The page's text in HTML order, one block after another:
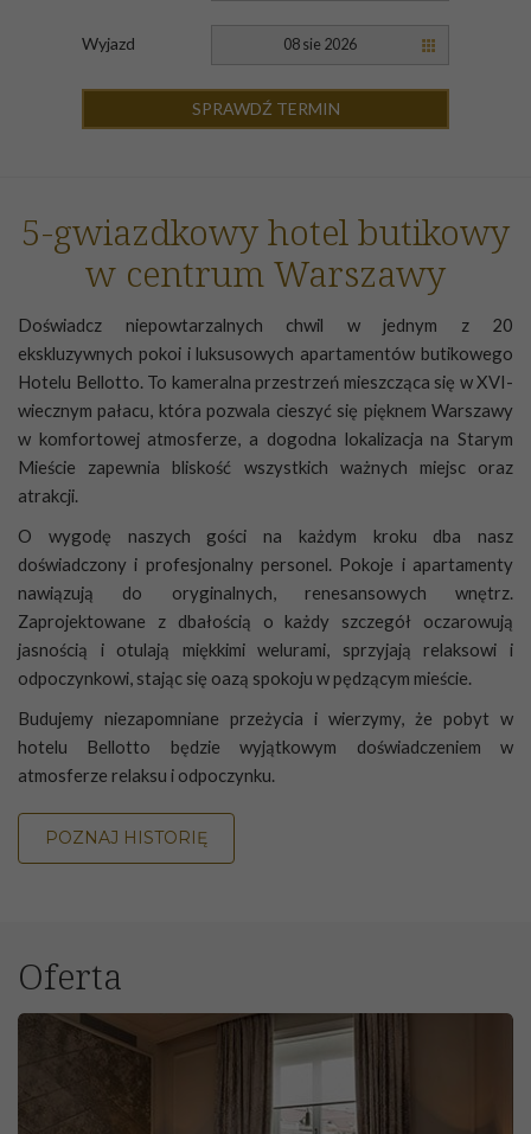
Wyjazd 08 sie 2026
SPRAWDŹ TERMIN
5-gwiazdkowy hotel butikowy
w centrum Warszawy
Doświadcz niepowtarzalnych chwil w jednym z 20
ekskluzywnych pokoi i luksusowych apartamentów butikowego
Hotelu Bellotto. To kameralna przestrzeń mieszcząca się w XVI-
wiecznym pałacu, która pozwala cieszyć się pięknem Warszawy
w komfortowej atmosferze, a dogodna lokalizacja na Starym
Mieście zapewnia bliskość wszystkich ważnych miejsc oraz
atrakcji.
O wygodę naszych gości na każdym kroku dba nasz
doświadczony i profesjonalny personel. Pokoje i apartamenty
nawiązują do oryginalnych, renesansowych wnętrz.
Zaprojektowane z dbałością o każdy szczegół oczarowują
jasnością i otulają miękkimi welurami, sprzyjają relaksowi i
odpoczynkowi, stając się oazą spokoju w pędzącym mieście.
Budujemy niezapomniane przeżycia i wierzymy, że pobyt w
hotelu Bellotto będzie wyjątkowym doświadczeniem w
atmosferze relaksu i odpoczynku.
POZNAJ HISTORIĘ
Oferta